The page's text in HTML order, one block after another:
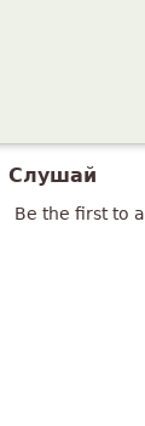
Слушай
Be the first to